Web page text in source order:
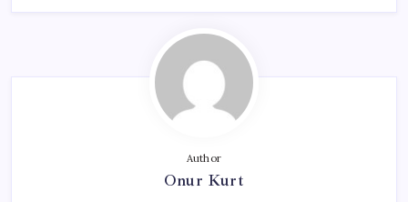
Author
Onur Kurt